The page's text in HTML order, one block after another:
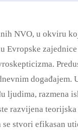
NVO, u okviru
Evropske
događajem.
ljudima, razmena
razvijena teorijska
stvori efikasan